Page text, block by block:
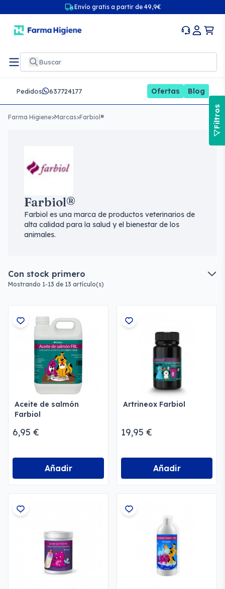
Envío gratis a partir de 49,9€
Pedidos 637724177 Ofertas Blog
Farma Higiene>Marcas>Farbiol®
Farbiol®
Farbiol es una marca de productos veterinarios de
alta calidad para la salud y el bienestar de los
animales.
Con stock primero
Mostrando 1-13 de 13 artículo(s)
Aceite de salmón
Farbiol
6,95 €
Añadir
Artrineox Farbiol
19,95 €
Añadir
Filtros